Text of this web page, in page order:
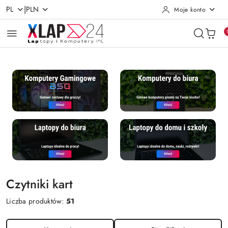
Przejdź do treści głównej
Przejdź do wyszukiwarki
Przejdź do moje konto
Przejdź do menu głównego
Przejdź do stopki
PL |PLN Moje konto
Czytniki kart
Liczba produktów:51